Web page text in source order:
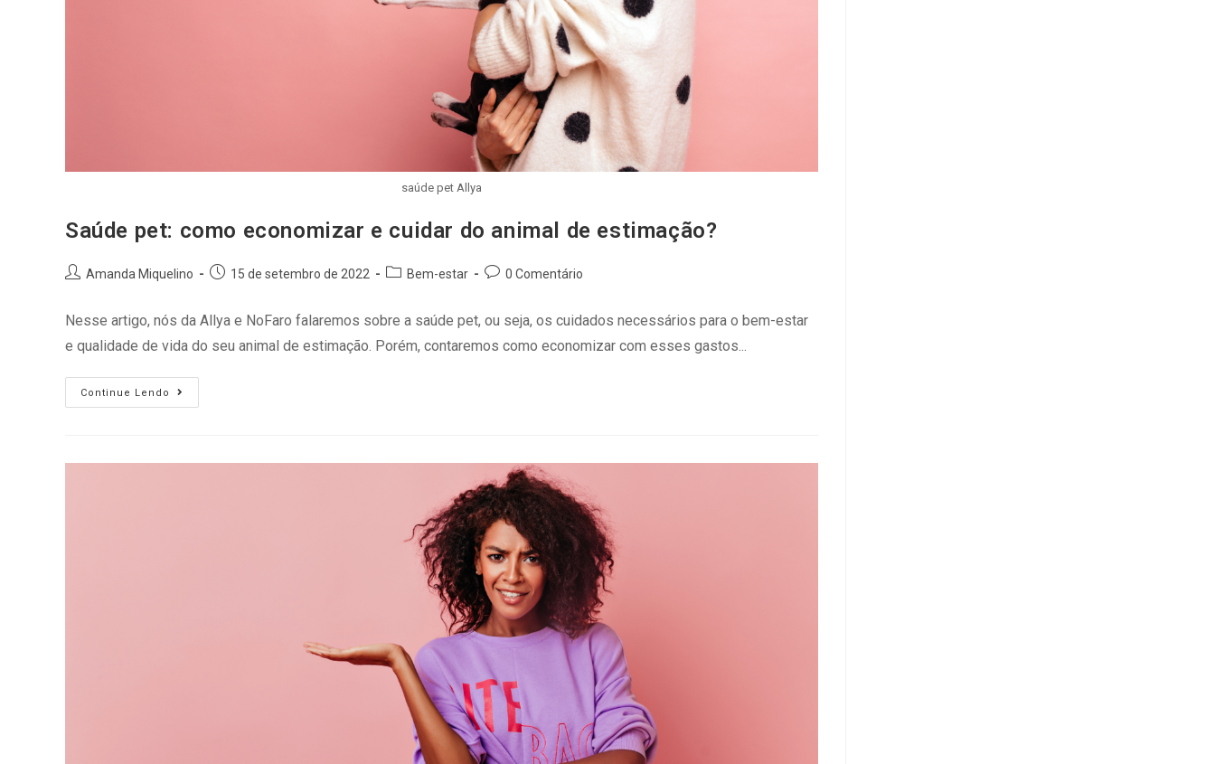
saúde pet Allya
Saúde pet: como economizar e cuidar do animal de estimação?
Amanda Miquelino 15 de setembro de 2022 Bem-estar 0 Comentário
Nesse artigo, nós da Allya e NoFaro falaremos sobre a saúde pet, ou seja, os cuidados necessários para o bem-estar
e qualidade de vida do seu animal de estimação. Porém, contaremos como economizar com esses gastos...
Continue Lendo